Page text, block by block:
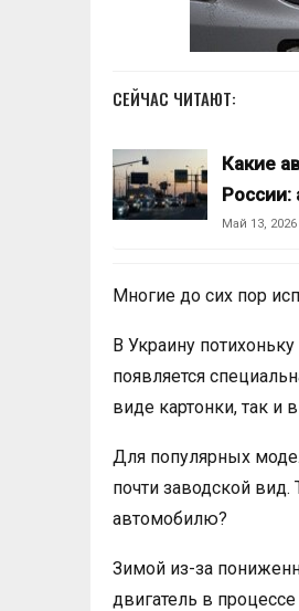
СЕЙЧАС ЧИТАЮТ:
Какие
России:
Май 13, 2026
Многие до сих пор
В Украину
появляется
виде картонки, так и
Для популярных
почти заводской
автомобилю?
Зимой из-за
двигатель в